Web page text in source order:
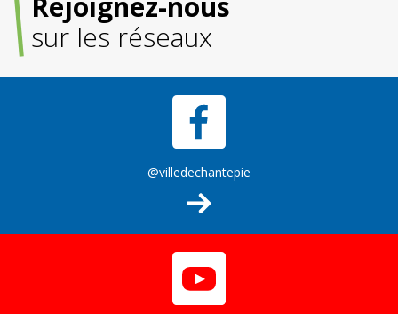
sur les réseaux
@villedechantepie